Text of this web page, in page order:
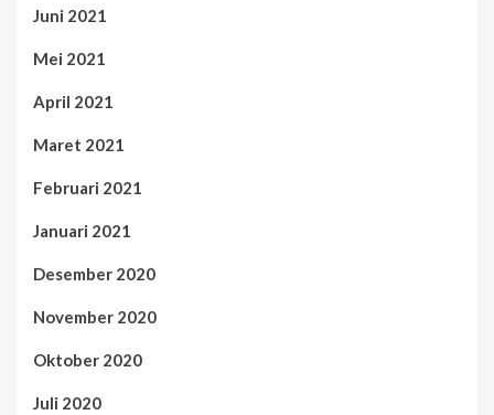
Juni 2021
Mei 2021
April 2021
Maret 2021
Februari 2021
Januari 2021
Desember 2020
November 2020
Oktober 2020
Juli 2020